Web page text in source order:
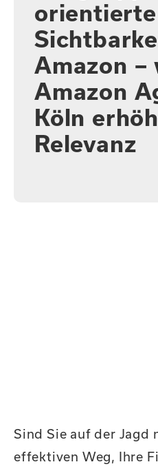
orientierte
Amazon –
Amazon
Köln
Relevanz
Sind Sie auf der Jagd
effektiven Weg, Ihre